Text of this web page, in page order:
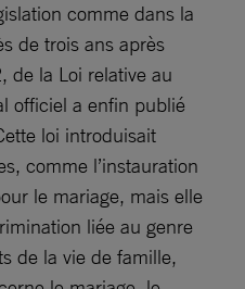
comme dans la
de trois ans après
de la Loi relative au
officiel a enfin publié
loi introduisait
comme l’instauration
le mariage, mais elle
liée au genre
de la vie de famille,